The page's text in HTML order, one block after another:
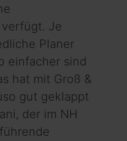
Je
Planer
einfacher sind
hat mit Groß &
gut geklappt
der im NH